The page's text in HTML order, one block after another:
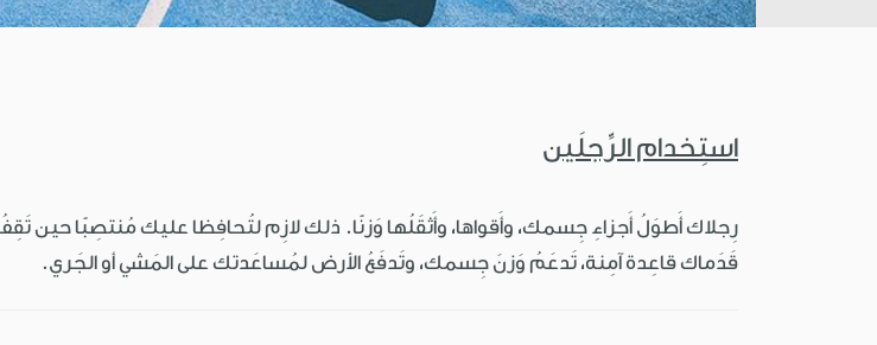
استِخدام الرِّجلَين
رِجلاك أَطوَلُ أَجزاءِ جِسمك، وأَقواها، وأَثقَلُها وَزنًا. ذلك لازِم لتُحافِظا عليك مُنتصِبًا حين
قَدَماك قاعِدة آمِنة، تَدعَمُ وَزنَ جِسمك، وتَدفَعُ الأرض لمُساعَدتك على المَشي أو الجَري.